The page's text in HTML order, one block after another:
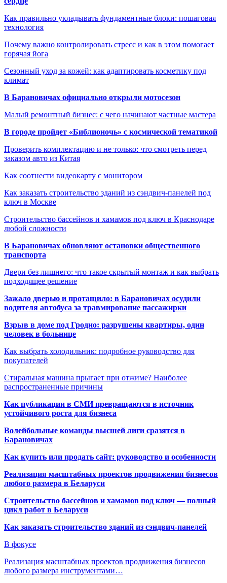
Как правильно укладывать фундаментные блоки: пошаговая
технология
Почему важно контролировать стресс и как в этом помогает
горячая йога
Сезонный уход за кожей: как адаптировать косметику под
климат
В Барановичах официально открыли мотосезон
Малый ремонтный бизнес: с чего начинают частные мастера
В городе пройдет «Библионочь» с космической тематикой
Проверить комплектацию и не только: что смотреть перед
заказом авто из Китая
Как соотнести видеокарту с монитором
Как заказать строительство зданий из сэндвич-панелей под
ключ в Москве
Строительство бассейнов и хамамов под ключ в Краснодаре
любой сложности
В Барановичах обновляют остановки общественного
транспорта
Двери без лишнего: что такое скрытый монтаж и как выбрать
подходящее решение
Зажало дверью и протащило: в Барановичах осудили
водителя автобуса за травмирование пассажирки
Взрыв в доме под Гродно: разрушены квартиры, один
человек в больнице
Как выбрать холодильник: подробное руководство для
покупателей
Стиральная машина прыгает при отжиме? Наиболее
распространенные причины
Как публикации в СМИ превращаются в источник
устойчивого роста для бизнеса
Волейбольные команды высшей лиги сразятся в
Барановичах
Как купить или продать сайт: руководство и особенности
Реализация масштабных проектов продвижения бизнесов
любого размера в Беларуси
Строительство бассейнов и хамамов под ключ — полный
цикл работ в Беларуси
Как заказать строительство зданий из сэндвич-панелей
В фокусе
Реализация масштабных проектов продвижения бизнесов
любого размера инструментами…